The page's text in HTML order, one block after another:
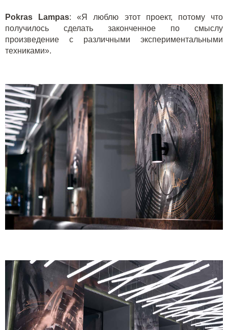
Pokras Lampas: «Я люблю этот проект, потому что
получилось сделать законченное по смыслу
произведение с различными экспериментальными
техниками».